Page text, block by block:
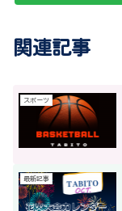
関連記事
スポーツ
最新記事